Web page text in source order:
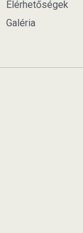
Elérhetőségek
Galéria